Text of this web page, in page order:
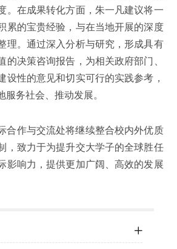
。在成果转化方面，朱一凡建议将一
累的宝贵经验，与在当地开展的深度
理。通过深入分析与研究，形成具有
的决策咨询报告，为相关政府部门、
设性的意见和切实可行的实践参考，
服务社会、推动发展。
合作与交流处将继续整合校内外优质
，致力于为提升交大学子的全球胜任
影响力，提供更加广阔、高效的发展